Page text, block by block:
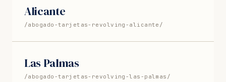
Alicante
/abogado-tarjetas-revolving-alicante/
Las Palmas
/abogado-tarjetas-revolving-las-palmas/